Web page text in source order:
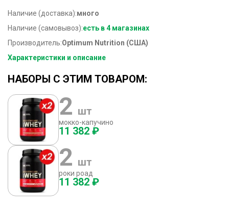
Наличие (доставка):много
Наличие (самовывоз):есть в 4 магазинах
Производитель:Optimum Nutrition (США)
Характеристики и описание
НАБОРЫ С ЭТИМ ТОВАРОМ:
2 шт
мокко-капучино
11 382 ₽
2 шт
роки роад
11 382 ₽